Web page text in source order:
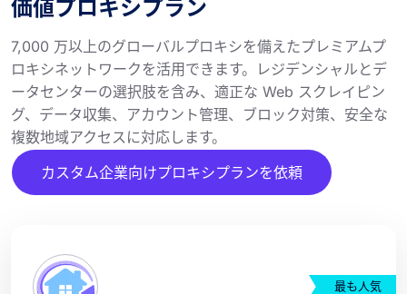
価値プロキシプラン
7,000 万以上のグローバルプロキシを備えたプレミアムプ
ロキシネットワークを活用できます。レジデンシャルとデ
ータセンターの選択肢を含み、適正な Web スクレイピン
グ、データ収集、アカウント管理、ブロック対策、安全な
複数地域アクセスに対応します。
カスタム企業向けプロキシプランを依頼
最も人気